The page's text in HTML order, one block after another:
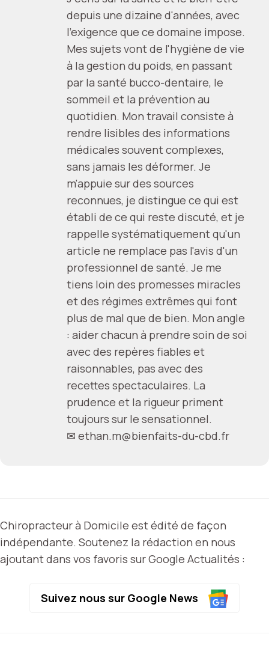
depuis une dizaine d'années, avec
l'exigence que ce domaine impose.
Mes sujets vont de l'hygiène de vie
à la gestion du poids, en passant
par la santé bucco-dentaire, le
sommeil et la prévention au
quotidien. Mon travail consiste à
rendre lisibles des informations
médicales souvent complexes,
sans jamais les déformer. Je
m'appuie sur des sources
reconnues, je distingue ce qui est
établi de ce qui reste discuté, et je
rappelle systématiquement qu'un
article ne remplace pas l'avis d'un
professionnel de santé. Je me
tiens loin des promesses miracles
et des régimes extrêmes qui font
plus de mal que de bien. Mon angle
: aider chacun à prendre soin de soi
avec des repères fiables et
raisonnables, pas avec des
recettes spectaculaires. La
prudence et la rigueur priment
toujours sur le sensationnel.
✉ ethan.m@bienfaits-du-cbd.fr
Chiropracteur à Domicile est édité de façon
indépendante. Soutenez la rédaction en nous
ajoutant dans vos favoris sur Google Actualités :
Suivez nous sur Google News